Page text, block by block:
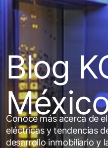
Blog
Conoce más acerca de
eléctricas y tendencias
desarrollo inmobiliario y